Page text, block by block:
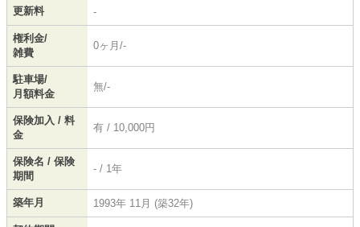
更新料 -
権利金/
雑費
0ヶ月/-
駐車場/
月額料金
無/-
保険加入 / 料
金
有 / 10,000円
保険名 / 保険
期間
- / 1年
築年月 1993年 11月 (築32年)